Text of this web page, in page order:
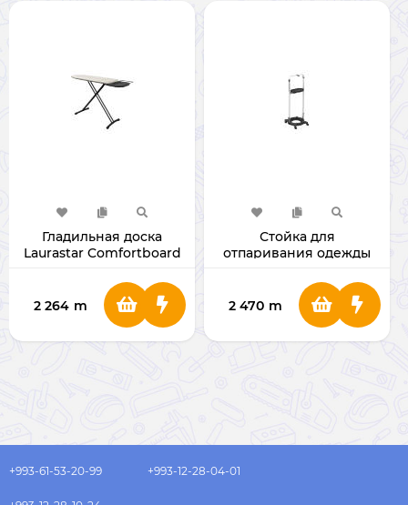
Гладильная доска
Laurastar Comfortboard
2 264 m
Стойка для
отпаривания одежды
2 470 m
+993-61-53-20-99 +993-12-28-04-01